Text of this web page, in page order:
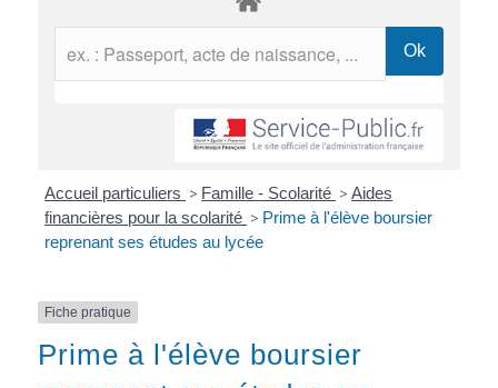
Accueil particuliers > Famille - Scolarité > Aides
financières pour la scolarité > Prime à l'élève boursier
reprenant ses études au lycée
Fiche pratique
Prime à l'élève boursier